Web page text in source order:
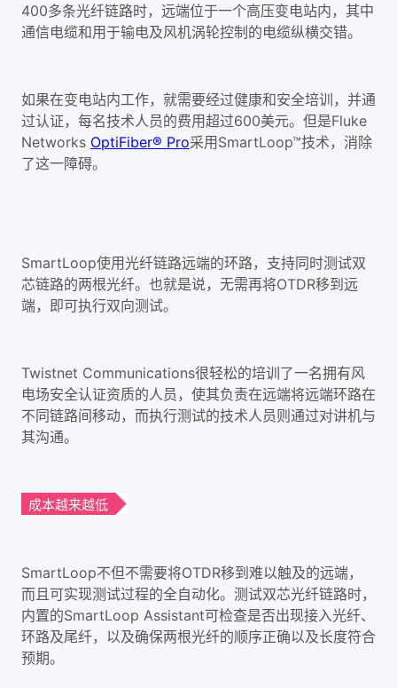
400多条光纤链路时，远端位于一个高压变电站内，其中
通信电缆和用于输电及风机涡轮控制的电缆纵横交错。
如果在变电站内工作，就需要经过健康和安全培训，并通
过认证，每名技术人员的费用超过600美元。但是Fluke
Networks OptiFiber® Pro采用SmartLoop™技术，消除
了这一障碍。
SmartLoop使用光纤链路远端的环路，支持同时测试双
芯链路的两根光纤。也就是说，无需再将OTDR移到远
端，即可执行双向测试。
Twistnet Communications很轻松的培训了一名拥有风
电场安全认证资质的人员，使其负责在远端将远端环路在
不同链路间移动，而执行测试的技术人员则通过对讲机与
其沟通。
成本越来越低
SmartLoop不但不需要将OTDR移到难以触及的远端，
而且可实现测试过程的全自动化。测试双芯光纤链路时，
内置的SmartLoop Assistant可检查是否出现接入光纤、
环路及尾纤，以及确保两根光纤的顺序正确以及长度符合
预期。